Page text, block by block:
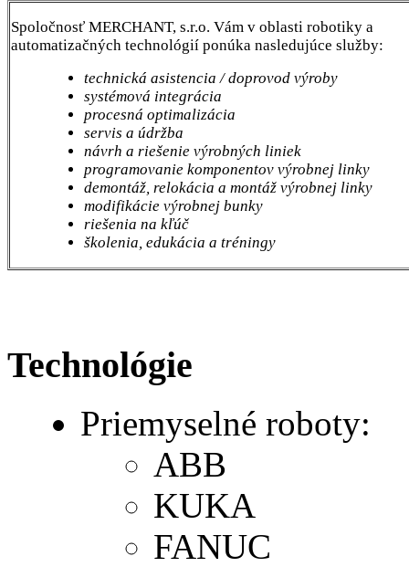
Spoločnosť MERCHANT, s.r.o. Vám v oblasti robotiky a
automatizačných technológií ponúka nasledujúce služby:
technická asistencia / doprovod výroby
systémová integrácia
procesná optimalizácia
servis a údržba
návrh a riešenie výrobných liniek
programovanie komponentov výrobnej linky
demontáž, relokácia a montáž výrobnej linky
modifikácie výrobnej bunky
riešenia na kľúč
školenia, edukácia a tréningy
Technológie
Priemyselné roboty:
ABB
KUKA
FANUC